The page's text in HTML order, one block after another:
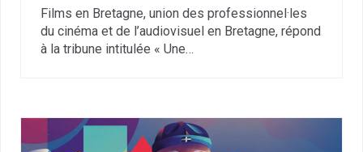
Films en Bretagne, union des professionnel·les
du cinéma et de l’audiovisuel en Bretagne, répond
à la tribune intitulée « Une…